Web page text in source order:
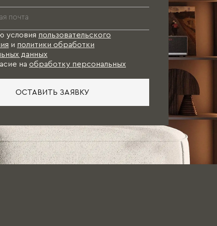
условия пользовательского
и политики обработки
данных
на обработку персональных
ОСТАВИТЬ ЗАЯВКУ